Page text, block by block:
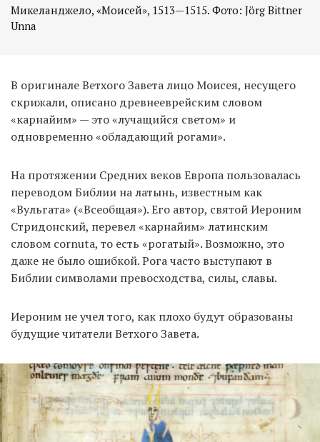
Микеланджело, «Моисей», 1513—1515. Фото: Jörg Bittner
Unna
В оригинале Ветхого Завета лицо Моисея, несущего
скрижали, описано древнееврейским словом
«карнайим» — это «лучащийся светом» и
одновременно «обладающий рогами».
На протяжении Средних веков Европа пользовалась
переводом Библии на латынь, известным как
«Вульгата» («Всеобщая»). Его автор, святой Иероним
Стридонский, перевел «карнайим» латинским
словом cornuta, то есть «рогатый». Возможно, это
даже не было ошибкой. Рога часто выступают в
Библии символами превосходства, силы, славы.
Иероним не учел того, как плохо будут образованы
будущие читатели Ветхого Завета.